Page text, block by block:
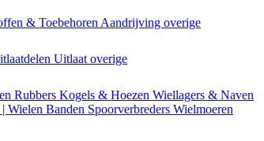
& Toebehoren Aandrijving overige
Uitlaat overige
Rubbers Kogels & Hoezen Wiellagers & Naven
Wielen Banden Spoorverbreders Wielmoeren